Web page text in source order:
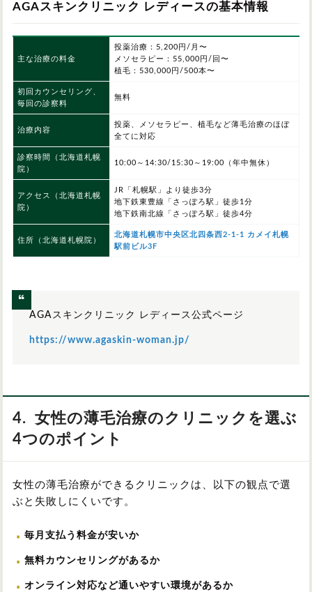
AGAスキンクリニック レディースの基本情報
主な治療の料金
投薬治療：5,200円/月〜
メソセラピー：55,000円/回〜
植毛：530,000円/500本〜
初回カウンセリング、
毎回の診察料
無料
治療内容
投薬、メソセラピー、植毛など薄毛治療のほぼ
全てに対応
診察時間
（北海道札幌
院）
10:00～14:30/15:30～19:00（年中無休）
アクセス（北海道札幌
院）
JR「札幌駅」より徒歩3分
地下鉄東豊線「さっぽろ駅」徒歩1分
地下鉄南北線「さっぽろ駅」徒歩4分
住所（北海道札幌院）
北海道札幌市中央区北四条西2-1-1 カメイ札幌
駅前ビル3F
AGAスキンクリニック レディース公式ページ
https://www.agaskin-woman.jp/
4. 女性の薄毛治療のクリニックを選ぶ
4つのポイント
女性の薄毛治療ができるクリニックは、以下の観点で選
ぶと失敗しにくいです。
毎月支払う料金が安いか
無料カウンセリングがあるか
オンライン対応など通いやすい環境があるか